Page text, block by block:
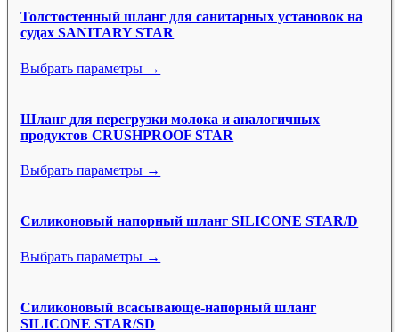
Толстостенный шланг для санитарных установок на
судах SANITARY STAR
Выбрать параметры →
Шланг для перегрузки молока и аналогичных
продуктов CRUSHPROOF STAR
Выбрать параметры →
Силиконовый напорный шланг SILICONE STAR/D
Выбрать параметры →
Силиконовый всасывающе-напорный шланг
SILICONE STAR/SD